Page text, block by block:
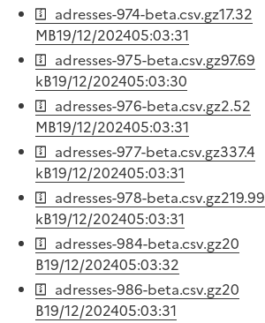
adresses-974-beta.csv.gz17.32
MB19/12/202405:03:31
adresses-975-beta.csv.gz97.69
kB19/12/202405:03:30
adresses-976-beta.csv.gz2.52
MB19/12/202405:03:31
adresses-977-beta.csv.gz337.4
kB19/12/202405:03:31
adresses-978-beta.csv.gz219.99
kB19/12/202405:03:31
adresses-984-beta.csv.gz20
B19/12/202405:03:32
adresses-986-beta.csv.gz20
B19/12/202405:03:31